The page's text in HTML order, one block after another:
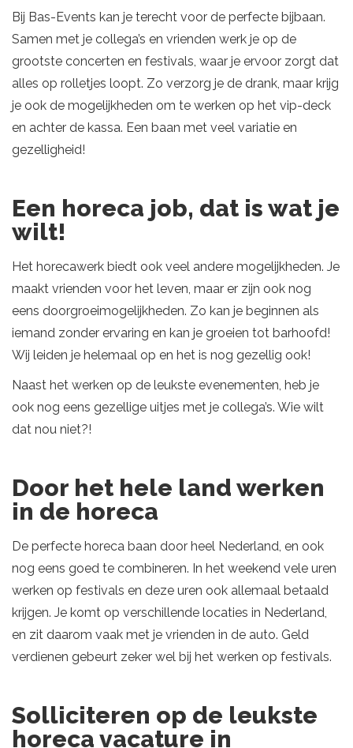
Bij Bas-Events kan je terecht voor de perfecte bijbaan.
Samen met je collega’s en vrienden werk je op de
grootste concerten en festivals, waar je ervoor zorgt dat
alles op rolletjes loopt. Zo verzorg je de drank, maar krijg
je ook de mogelijkheden om te werken op het vip-deck
en achter de kassa. Een baan met veel variatie en
gezelligheid!
Een horeca job, dat is wat je
wilt!
Het horecawerk biedt ook veel andere mogelijkheden. Je
maakt vrienden voor het leven, maar er zijn ook nog
eens doorgroeimogelijkheden. Zo kan je beginnen als
iemand zonder ervaring en kan je groeien tot barhoofd!
Wij leiden je helemaal op en het is nog gezellig ook!
Naast het werken op de leukste evenementen, heb je
ook nog eens gezellige uitjes met je collega’s. Wie wilt
dat nou niet?!
Door het hele land werken
in de horeca
De perfecte horeca baan door heel Nederland, en ook
nog eens goed te combineren. In het weekend vele uren
werken op festivals en deze uren ook allemaal betaald
krijgen. Je komt op verschillende locaties in Nederland,
en zit daarom vaak met je vrienden in de auto. Geld
verdienen gebeurt zeker wel bij het werken op festivals.
Solliciteren op de leukste
horeca vacature in